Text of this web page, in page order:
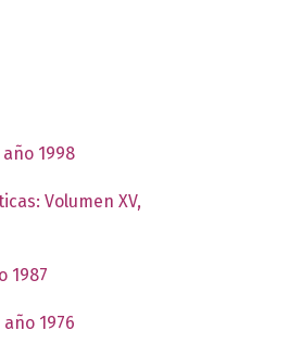
1998
Volumen XV,
1987
1976